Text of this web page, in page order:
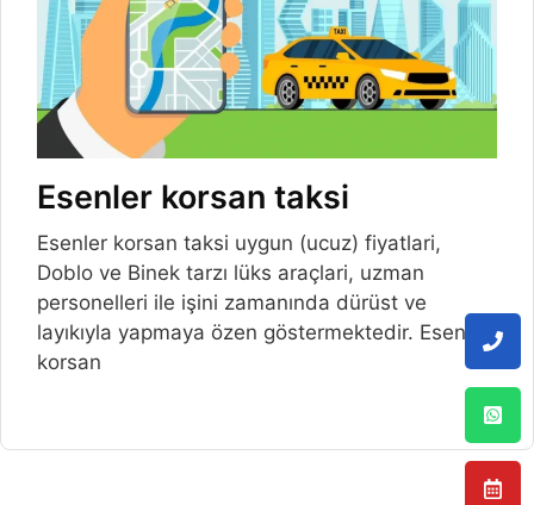
Esenler korsan taksi
Esenler korsan taksi uygun (ucuz) fiyatlari,
Doblo ve Binek tarzı lüks araçlari, uzman
personelleri ile işini zamanında dürüst ve
layıkıyla yapmaya özen göstermektedir. Esenler
korsan